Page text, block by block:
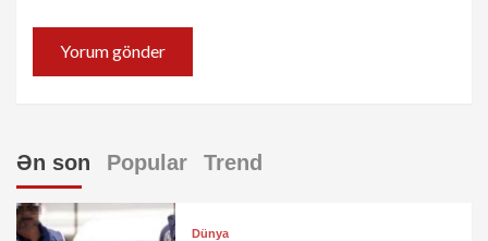
Ən son Popular Trend
Dünya